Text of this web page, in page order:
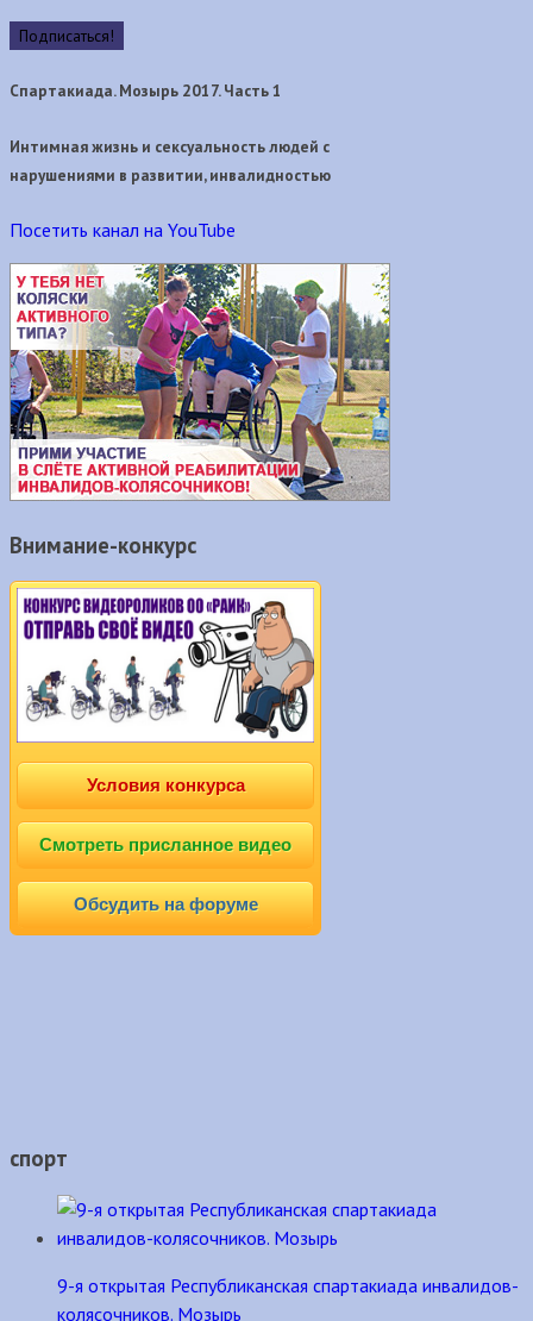
Спартакиада. Мозырь 2017. Часть 1
Интимная жизнь и сексуальность людей с
нарушениями в развитии, инвалидностью
Посетить канал на YouTube
Внимание-конкурс
Условия конкурса
Смотреть присланное видео
Обсудить на форуме
спорт
9-я открытая Республиканская спартакиада инвалидов-
колясочников. Мозырь